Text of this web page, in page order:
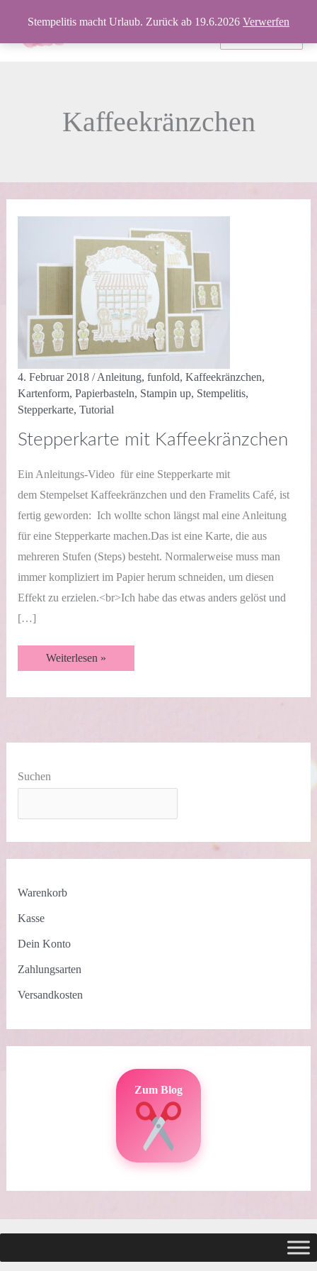
Stempelitis macht Urlaub. Zurück ab 19.6.2026 Verwerfen
springen
Produkte
Kaffeekränzchen
4. Februar 2018 /Anleitung, funfold, Kaffeekränzchen,
Kartenform, Papierbasteln, Stampin up, Stempelitis,
Stepperkarte, Tutorial
Stepperkarte mit Kaffeekränzchen
Ein Anleitungs-Video für eine Stepperkarte mit
dem Stempelset Kaffeekränzchen und den Framelits Café, ist
fertig geworden: Ich wollte schon längst mal eine Anleitung
für eine Stepperkarte machen.Das ist eine Karte, die aus
mehreren Stufen (Steps) besteht. Normalerweise muss man
immer kompliziert im Papier herum schneiden, um diesen
Effekt zu erzielen.<br>Ich habe das etwas anders gelöst und
[…]
Stepperkarte
mit
Weiterlesen »
Suchen
Warenkorb
Kasse
Dein Konto
Zahlungsarten
Versandkosten
Zum Blog